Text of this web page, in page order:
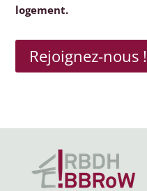
logement.
Rejoignez-nous !